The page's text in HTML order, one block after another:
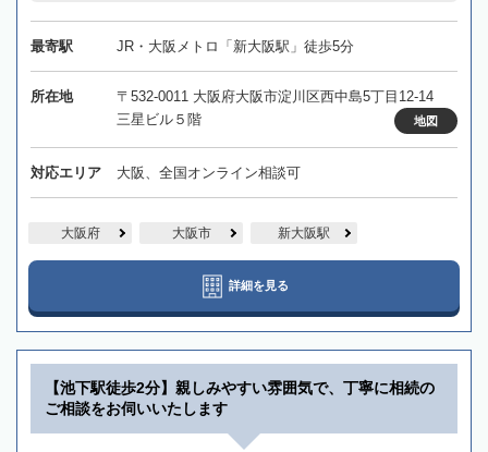
最寄駅 JR・大阪メトロ「新大阪駅」徒歩5分
所在地
〒532-0011 大阪府大阪市淀川区西中島5丁目12-14
三星ビル５階
地図
対応エリア 大阪、全国オンライン相談可
大阪府 大阪市 新大阪駅
詳細を見る
【池下駅徒歩2分】親しみやすい雰囲気で、丁寧に相続の
ご相談をお伺いいたします